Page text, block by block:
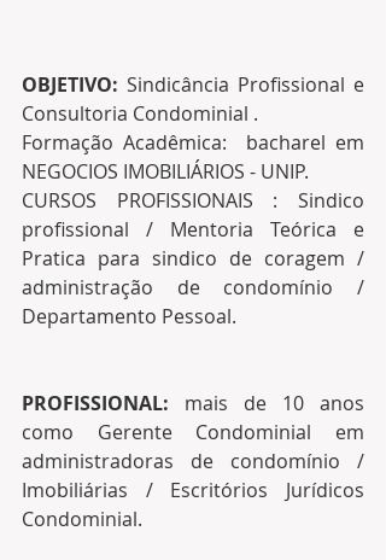
OBJETIVO: Sindicância Profissional e
Consultoria Condominial .
Formação Acadêmica:  bacharel em
NEGOCIOS IMOBILIÁRIOS - UNIP.
CURSOS PROFISSIONAIS : Sindico
profissional / Mentoria Teórica e
Pratica para sindico de coragem /
administração de condomínio /
Departamento Pessoal.
PROFISSIONAL: mais de 10 anos
como Gerente Condominial em
administradoras de condomínio /
Imobiliárias / Escritórios Jurídicos
Condominial.